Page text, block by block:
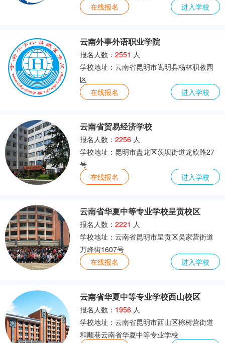
在线报名
进入学校
云南外事外语职业学院
报名人数：2551 人
学校地址：云南省昆明市嵩明县杨林职教园
区
在线报名
进入学校
云南省贸易经济学校
报名人数：2256 人
学校地址：昆明市盘龙区茨坝街道龙欣路27
号
在线报名
进入学校
云南省华夏中等专业学校呈贡校区
报名人数：2221 人
学校地址：云南省昆明市呈贡区吴家营街道
万峰街1607号
在线报名
进入学校
云南省华夏中等专业学校西山校区
报名人数： 1956 人
学校地址：云南省昆明市西山区棕树营街道
和顺巷云南省华夏中等专业学校